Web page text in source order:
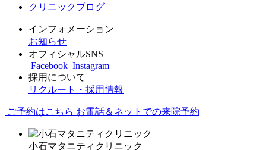
クリニックブログ
インフォメーション
お知らせ
オフィシャルSNS
Facebook Instagram
採用について
リクルート・採用情報
ご予約はこちら お電話＆ネットでの来院予約
小石マタニティクリニック